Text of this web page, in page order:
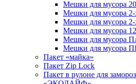
Мешки для мусора
Мешки для мусора
Мешки для мусора
Мешки для мусора
Мешки для мусора
Мешки для мусора
Пакет «майка»
Пакет Zip Lock
Пакет в рулоне для